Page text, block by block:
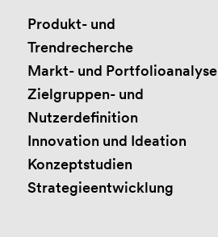
Produkt- und
Trendrecherche
Markt- und Portfolioanalyse
Zielgruppen- und
Nutzerdefinition
Innovation und Ideation
Konzeptstudien
Strategieentwicklung